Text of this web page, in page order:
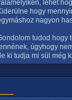
lehet
hogy
nagyon
tudod hogy
úgyhogy
ki tudja mi sül még